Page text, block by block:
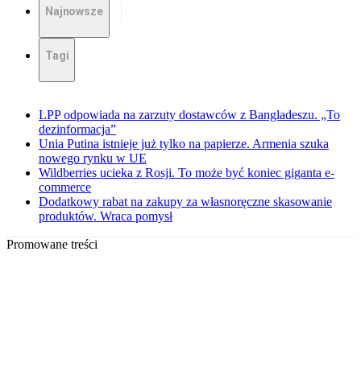
Najnowsze
Tagi
LPP odpowiada na zarzuty dostawców z Bangladeszu. „To
dezinformacja”
Unia Putina istnieje już tylko na papierze. Armenia szuka
nowego rynku w UE
Wildberries ucieka z Rosji. To może być koniec giganta e-
commerce
Dodatkowy rabat na zakupy za własnoręczne skasowanie
produktów. Wraca pomysł
Promowane treści